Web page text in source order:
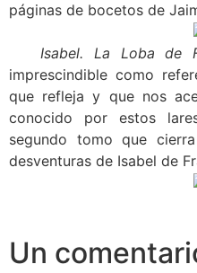
páginas de bocetos de
Isabel. La Loba de
imprescindible como
que refleja y que nos
conocido por estos
segundo tomo que
desventuras de Isabel de
Un